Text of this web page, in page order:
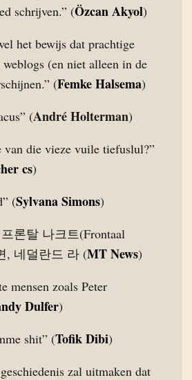
schrijven.” (Özcan Akyol)
het bewijs dat prachtige
(en niet alleen in de
(Femke Halsema)
(André Holterman)
van die vieze vuile tiefuslul?”
cs)
(Sylvana Simons)
론탈 나크트(Frontaal
, 네덜란드 라 (MT News)
mensen zoals Peter
Dulfer)
shit” (Tofik Dibi)
zal uitmaken dat